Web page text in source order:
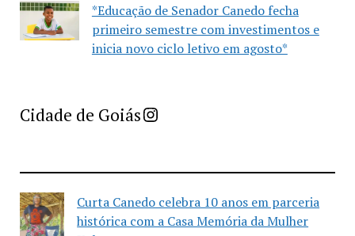
*Educação de Senador Canedo fecha
primeiro semestre com investimentos e
inicia novo ciclo letivo em agosto*
Cidade de GoiásImprensa Criativa da Cidade de Goiás
Curta Canedo celebra 10 anos em parceria
histórica com a Casa Memória da Mulher